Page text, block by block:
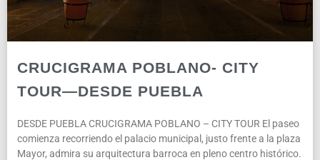
CRUCIGRAMA POBLANO- CITY
TOUR—DESDE PUEBLA
DESDE PUEBLA CRUCIGRAMA POBLANO – CITY TOUR El paseo
comienza recorriendo el palacio municipal, justo frente a la plaza
Mayor, admira su arquitectura barroca en pleno centro histórico.